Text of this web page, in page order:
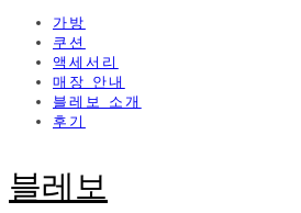
가방
쿠션
액세서리
매장 안내
블레보 소개
후기
블레보